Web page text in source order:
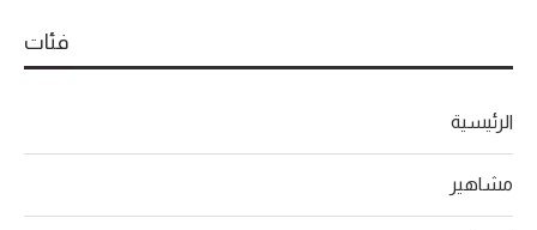
فئات
الرئيسية
مشاهير